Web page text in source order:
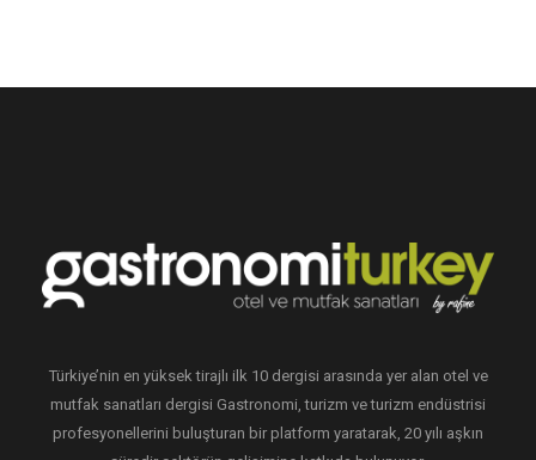
Türkiye’nin en yüksek tirajlı ilk 10 dergisi arasında yer alan otel ve
mutfak sanatları dergisi Gastronomi, turizm ve turizm endüstrisi
profesyonellerini buluşturan bir platform yaratarak, 20 yılı aşkın